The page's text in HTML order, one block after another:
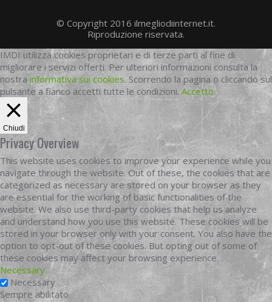
© Copyright 2016 ilmegliodiinternet.it.
Riproduzione riservata.
IMDI utilizza cookies proprietari e di terze parti al fine di
migliorare i servizi offerti. Per ulteriori informazioni consulta la
nostrainformativa sui cookies. Scorrendo la pagina o cliccando sul
pulsante a fianco accetti tutte le condizioni. Accetto
Chiudi
Privacy Overview
This website uses cookies to improve your experience while you
navigate through the website. Out of these, the cookies that are
categorized as necessary are stored on your browser as they
are essential for the working of basic functionalities of the
website. We also use third-party cookies that help us analyze
and understand how you use this website. These cookies will be
stored in your browser only with your consent. You also have the
option to opt-out of these cookies. But opting out of some of
these cookies may affect your browsing experience.
Necessary
Necessary
Sempre abilitato